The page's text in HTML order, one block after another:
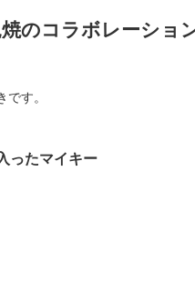
のコラボレーショ
す。
ったマイキー